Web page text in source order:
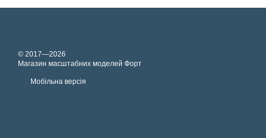
© 2017—2026
Магазин масштабних моделей Форт
Мобільна версія